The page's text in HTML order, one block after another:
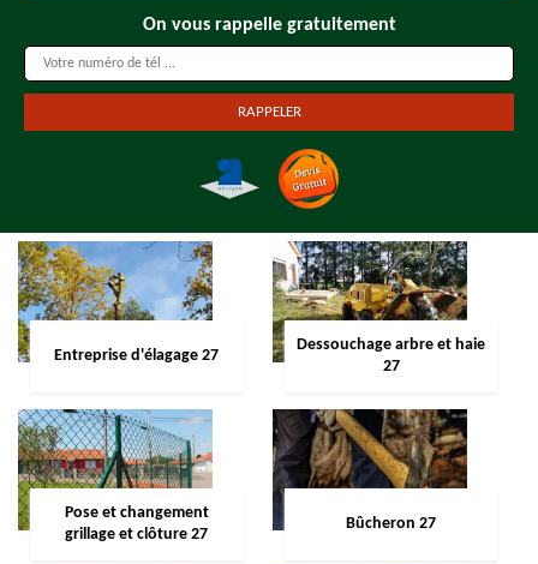
On vous rappelle gratuitement
Entreprise d'élagage 27
Dessouchage arbre et haie
27
Pose et changement
grillage et clôture 27
Bûcheron 27